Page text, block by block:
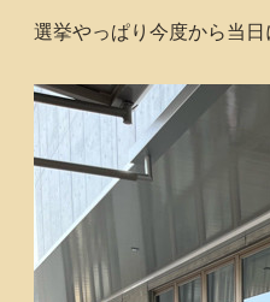
選挙やっぱり今度から当